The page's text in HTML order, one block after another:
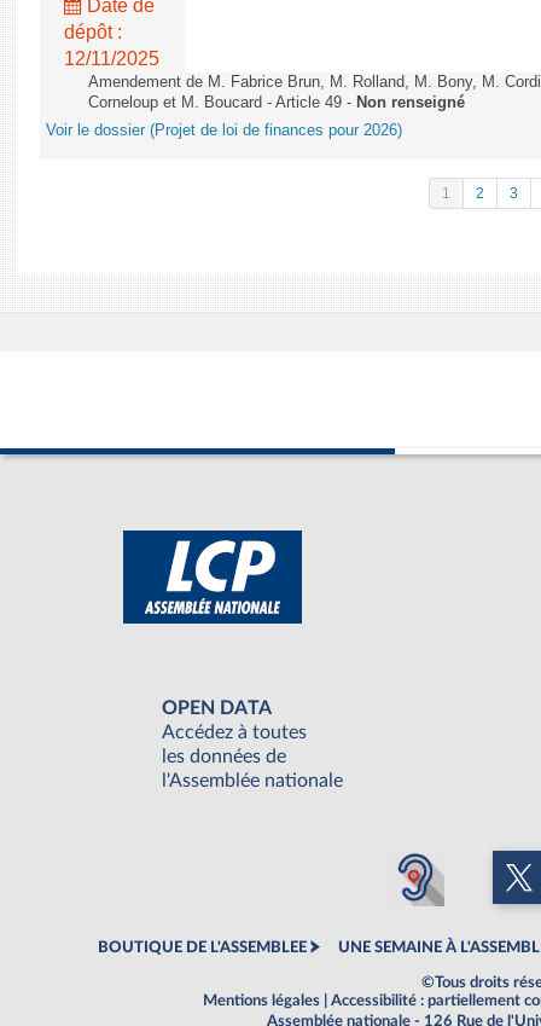
Date de
dépôt :
12/11/2025
Amendement de M. Fabrice Brun, M. Rolland, M. Bony, M.
Corneloup et M. Boucard - Article 49 - Non renseigné
Voir le dossier (Projet de loi de finances pour 2026)
1 2 3
OPEN DATA
Accédez à toutes
les données de
l'Assemblée nationale
BOUTIQUE DE L'ASSEMBLEE UNE SEMAINE À
©Tous droits
Mentions légales
Accessibilité : partiellement
Assemblée nationale - 126 Rue de